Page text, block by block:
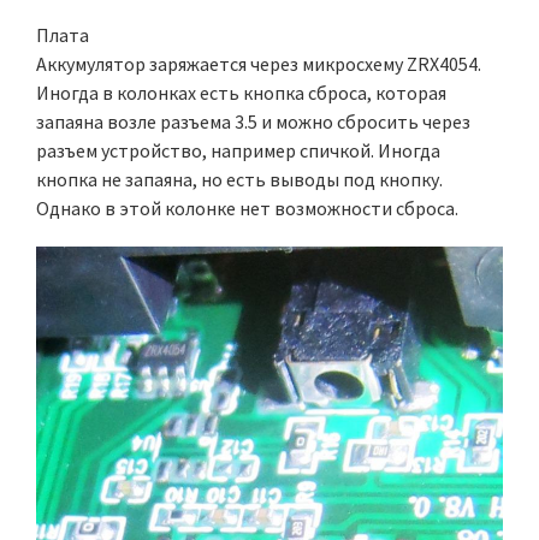
Плата
Аккумулятор заряжается через микросхему ZRX4054.
Иногда в колонках есть кнопка сброса, которая
запаяна возле разъема 3.5 и можно сбросить через
разъем устройство, например спичкой. Иногда
кнопка не запаяна, но есть выводы под кнопку.
Однако в этой колонке нет возможности сброса.